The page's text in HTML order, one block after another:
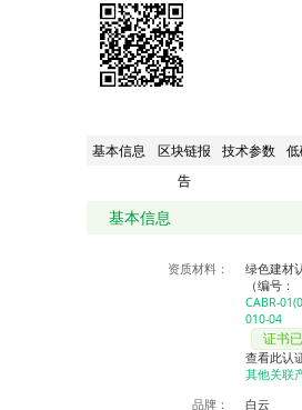
基本信息
区块链报
告
技术参数
基本信息
资质材料：
绿色建材
（编号：
CABR-
010-04
证书
查看此认
其他关联
品牌：
白云